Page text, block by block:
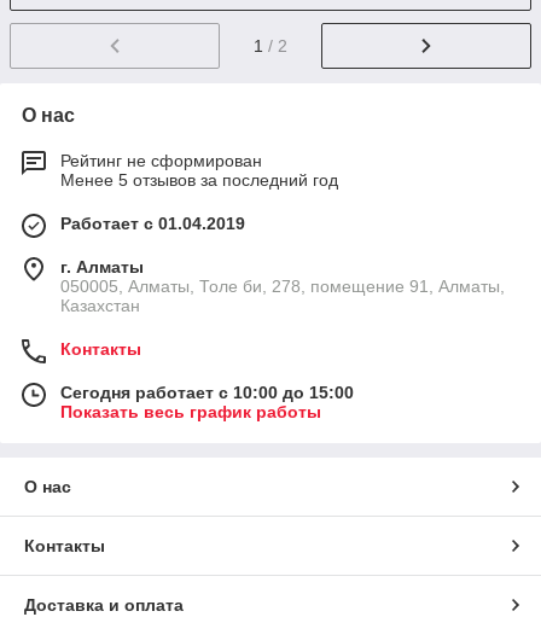
1 / 2
О нас
Рейтинг не сформирован
Менее 5 отзывов за последний год
Работает с 01.04.2019
г. Алматы
050005, Алматы, Толе би, 278, помещение 91, Алматы,
Казахстан
Контакты
Сегодня работает с 10:00 до 15:00
Показать весь график работы
О нас
Контакты
Доставка и оплата